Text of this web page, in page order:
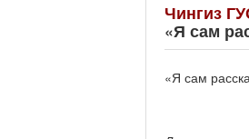
Чингиз
«Я сам
«Я сам